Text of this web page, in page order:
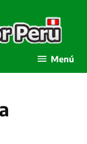
Menú